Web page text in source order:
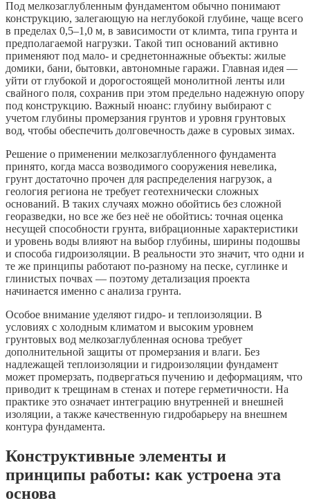
Под мелкозаглубленным фундаментом обычно понимают
конструкцию, залегающую на неглубокой глубине, чаще всего
в пределах 0,5–1,0 м, в зависимости от климта, типа грунта и
предполагаемой нагрузки. Такой тип оснований активно
применяют под мало- и среднетоннажные объекты: жилые
домики, бани, бытовки, автономные гаражи. Главная идея —
уйти от глубокой и дорогостоящей монолитной ленты или
свайного поля, сохранив при этом предельно надежную опору
под конструкцию. Важный нюанс: глубину выбирают с
учетом глубины промерзания грунтов и уровня грунтовых
вод, чтобы обеспечить долговечность даже в суровых зимах.
Решение о применении мелкозаглубленного фундамента
принято, когда масса возводимого сооружения невелика,
грунт достаточно прочен для распределения нагрузок, а
геология региона не требует геотехнически сложных
оснований. В таких случаях можно обойтись без сложной
георазведки, но все же без неё не обойтись: точная оценка
несущей способности грунта, вибрационные характеристики
и уровень воды влияют на выбор глубины, ширины подошвы
и способа гидроизоляции. В реальности это значит, что одни и
те же принципы работают по-разному на песке, суглинке и
глинистых почвах — поэтому детализация проекта
начинается именно с анализа грунта.
Особое внимание уделяют гидро- и теплоизоляции. В
условиях с холодным климатом и высоким уровнем
грунтовых вод мелкозаглубленная основа требует
дополнительной защиты от промерзания и влаги. Без
надлежащей теплоизоляции и гидроизоляции фундамент
может промерзать, подвергаться пучению и деформациям, что
приводит к трещинам в стенах и потере герметичности. На
практике это означает интеграцию внутренней и внешней
изоляции, а также качественную гидробарьеру на внешнем
контура фундамента.
Конструктивные элементы и
принципы работы: как устроена эта
основа